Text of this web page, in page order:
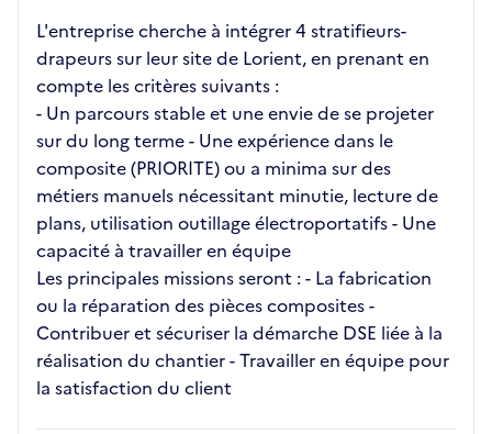
L'entreprise cherche à intégrer 4 stratifieurs-
drapeurs sur leur site de Lorient, en prenant en
compte les critères suivants :
- Un parcours stable et une envie de se projeter
sur du long terme - Une expérience dans le
composite (PRIORITE) ou a minima sur des
métiers manuels nécessitant minutie, lecture de
plans, utilisation outillage électroportatifs - Une
capacité à travailler en équipe
Les principales missions seront : - La fabrication
ou la réparation des pièces composites -
Contribuer et sécuriser la démarche DSE liée à la
réalisation du chantier - Travailler en équipe pour
la satisfaction du client